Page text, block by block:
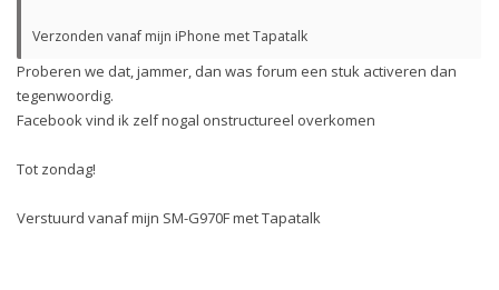
Verzonden vanaf mijn iPhone met Tapatalk
Proberen we dat, jammer, dan was forum een stuk activeren dan
tegenwoordig.
Facebook vind ik zelf nogal onstructureel overkomen
Tot zondag!
Verstuurd vanaf mijn SM-G970F met Tapatalk